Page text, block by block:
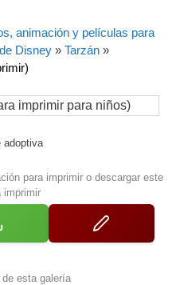
animación y películas para
Disney » Tarzán »
adoptiva
para imprimir o descargar este
imprimir
de esta galería